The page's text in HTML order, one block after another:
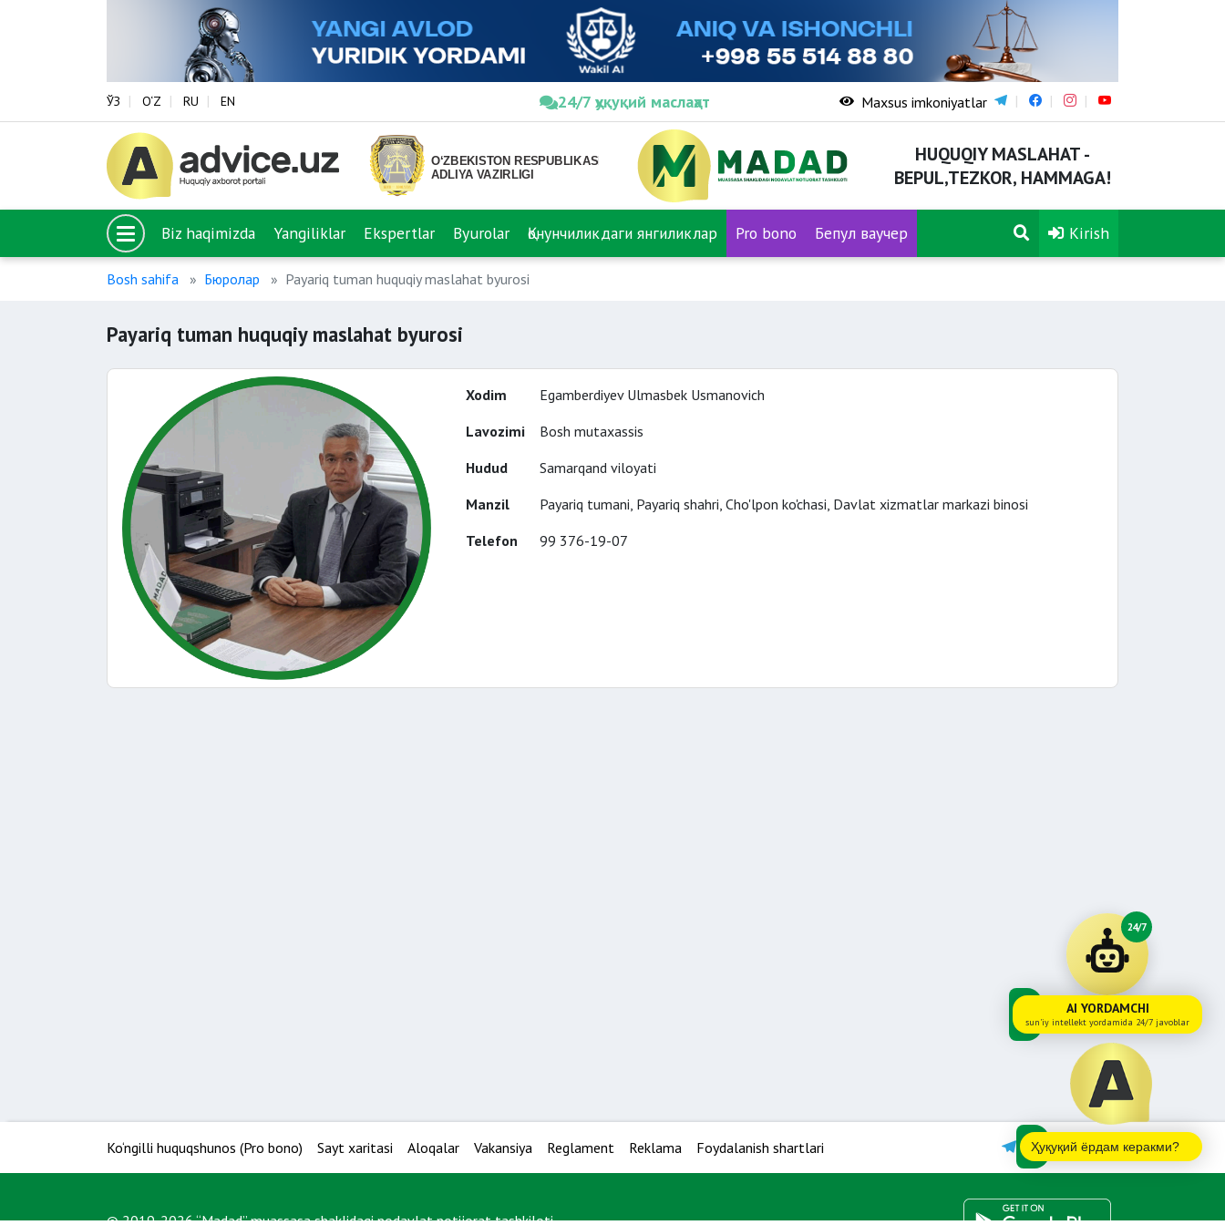
ЎЗ O‘Z RU EN 24/7 ҳуқуқий маслаҳат Maxsus imkoniyatlar
HUQUQIY MASLAHAT -
BEPUL,TEZKOR, HAMMAGA!
Biz haqimizda Yangiliklar Ekspertlar Byurolar Қонунчиликдаги янгиликлар Pro bono Бепул ваучер Kirish
Bosh sahifa Бюролар Payariq tuman huquqiy maslahat byurosi
Payariq tuman huquqiy maslahat byurosi
Xodim
Egamberdiyev Ulmasbek Usmanovich
Lavozimi
Bosh mutaxassis
Hudud
Samarqand viloyati
Manzil
Payariq tumani, Payariq shahri, Cho'lpon ko'chasi, Davlat xizmatlar markazi binosi
Telefon
99 376-19-07
Ko‘ngilli huquqshunos (Pro bono) Sayt xaritasi Aloqalar Vakansiya Reglament Reklama Foydalanish shartlari
© 2019-2026 “Madad” muassasa shaklidagi nodavlat notijorat tashkiloti
Ҳуқуқий ёрдам керакми?
24/7
AI YORDAMCHI
sun'iy intellekt yordamida 24/7 javoblar